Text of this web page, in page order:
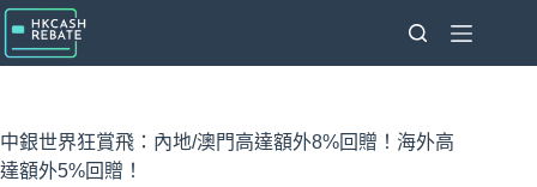
跳
至
主
內
容
中銀世界狂賞飛：內地/澳門高達額外8%回贈！海外高
達額外5%回贈！